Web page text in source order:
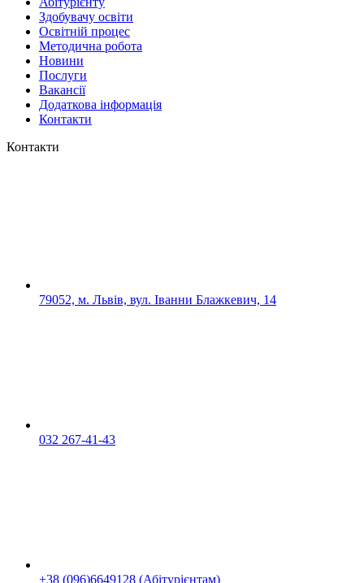
Здобувачу освіти
Освітній процес
Методична робота
Новини
Послуги
Вакансії
Додаткова інформація
Контакти
Контакти
79052, м. Львів, вул. Іванни Блажкевич, 14
032 267-41-43
+38 (096)6649128 (Абітурієнтам)